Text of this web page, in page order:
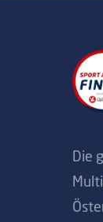
Die